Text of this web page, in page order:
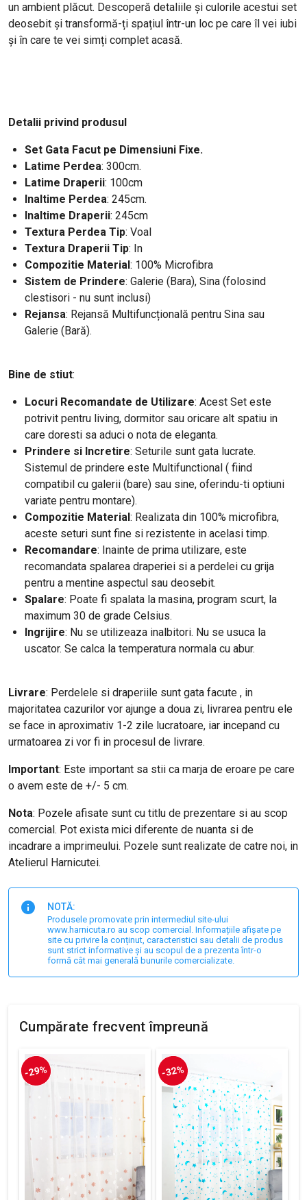
un ambient plăcut. Descoperă detaliile și culorile acestui set
deosebit și transformă-ți spațiul într-un loc pe care îl vei iubi
și în care te vei simți complet acasă.
Detalii privind produsul
Set Gata Facut pe Dimensiuni Fixe.
Latime Perdea: 300cm.
Latime Draperii: 100cm
Inaltime Perdea: 245cm.
Inaltime Draperii: 245cm
Textura Perdea Tip: Voal
Textura Draperii Tip: In
Compozitie Material: 100% Microfibra
Sistem de Prindere: Galerie (Bara), Sina (folosind
clestisori - nu sunt inclusi)
Rejansa: Rejansă Multifuncțională pentru Sina sau
Galerie (Bară).
Bine de stiut:
Locuri Recomandate de Utilizare: Acest Set este
potrivit pentru living, dormitor sau oricare alt spatiu in
care doresti sa aduci o nota de eleganta.
Prindere si Incretire: Seturile sunt gata lucrate.
Sistemul de prindere este Multifunctional ( fiind
compatibil cu galerii (bare) sau sine, oferindu-ti optiuni
variate pentru montare).
Compozitie Material: Realizata din 100% microfibra,
aceste seturi sunt fine si rezistente in acelasi timp.
Recomandare: Inainte de prima utilizare, este
recomandata spalarea draperiei si a perdelei cu grija
pentru a mentine aspectul sau deosebit.
Spalare: Poate fi spalata la masina, program scurt, la
maximum 30 de grade Celsius.
Ingrijire: Nu se utilizeaza inalbitori. Nu se usuca la
uscator. Se calca la temperatura normala cu abur.
Livrare: Perdelele si draperiile sunt gata facute , in
majoritatea cazurilor vor ajunge a doua zi, livrarea pentru ele
se face in aproximativ 1-2 zile lucratoare, iar incepand cu
urmatoarea zi vor fi in procesul de livrare.
Important: Este important sa stii ca marja de eroare pe care
o avem este de +/- 5 cm.
Nota: Pozele afisate sunt cu titlu de prezentare si au scop
comercial. Pot exista mici diferente de nuanta si de
incadrare a imprimeului. Pozele sunt realizate de catre noi, in
Atelierul Harnicutei.
NOTĂ:
Produsele promovate prin intermediul site-ului
www.harnicuta.ro au scop comercial. Informațiile afișate pe
site cu privire la conținut, caracteristici sau detalii de produs
sunt strict informative și au scopul de a prezenta într-o
formă cât mai generală bunurile comercializate.
Cumpărate frecvent împreună
-29% -32%